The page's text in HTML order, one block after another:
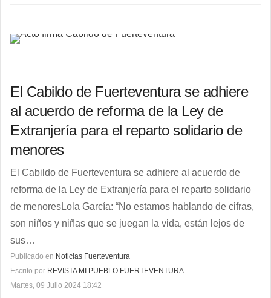
El Cabildo de Fuerteventura se adhiere
al acuerdo de reforma de la Ley de
Extranjería para el reparto solidario de
menores
El Cabildo de Fuerteventura se adhiere al acuerdo de
reforma de la Ley de Extranjería para el reparto solidario
de menoresLola García: “No estamos hablando de cifras,
son niños y niñas que se juegan la vida, están lejos de
sus…
Publicado en Noticias Fuerteventura
Escrito por REVISTA MI PUEBLO FUERTEVENTURA
Martes, 09 Julio 2024 18:42